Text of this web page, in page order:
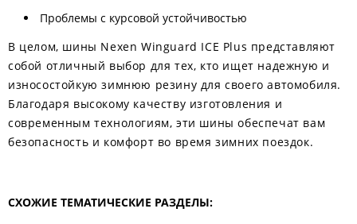
Проблемы с курсовой устойчивостью
В целом, шины Nexen Winguard ICE Plus представляют
собой отличный выбор для тех, кто ищет надежную и
износостойкую зимнюю резину для своего автомобиля.
Благодаря высокому качеству изготовления и
современным технологиям, эти шины обеспечат вам
безопасность и комфорт во время зимних поездок.
СХОЖИЕ ТЕМАТИЧЕСКИЕ РАЗДЕЛЫ: